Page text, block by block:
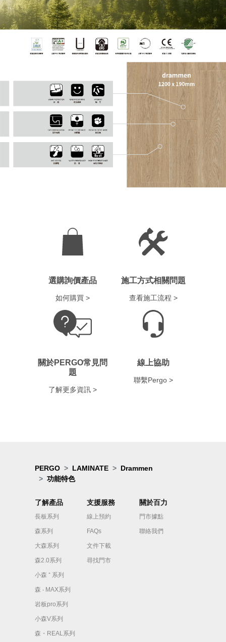
選購詢價產品
如何購買 >
施工方式相關問題
查看施工流程 >
關於PERGO常見問
題
了解更多資訊 >
線上協助
聯繫Pergo >
PERGO LAMINATE
Drammen
功能特色
了解產品
長板系列
森系列
大森系列
森2.0系列
小森 ⁺ 系列
森 ‧ MAX系列
岩板pro系列
小森V系列
森・REAL系列
支援服務
線上預約
FAQs
文件下載
尋找門市
關於百力
門市據點
聯絡我們